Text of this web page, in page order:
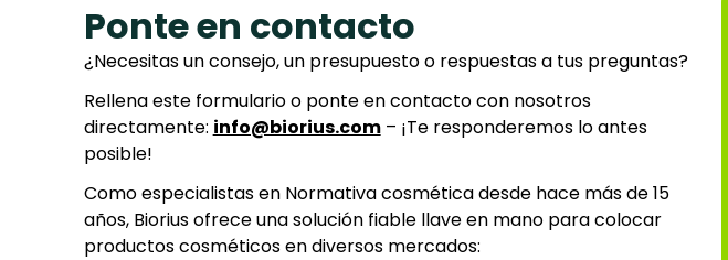
Ponte en contacto
¿Necesitas un consejo, un presupuesto o respuestas a tus preguntas?
Rellena este formulario o ponte en contacto con nosotros
directamente: info@biorius.com– ¡Te responderemos lo antes
posible!
Como especialistas en Normativa cosmética desde hace más de 15
años, Biorius ofrece una solución fiable llave en mano para colocar
productos cosméticos en diversos mercados: